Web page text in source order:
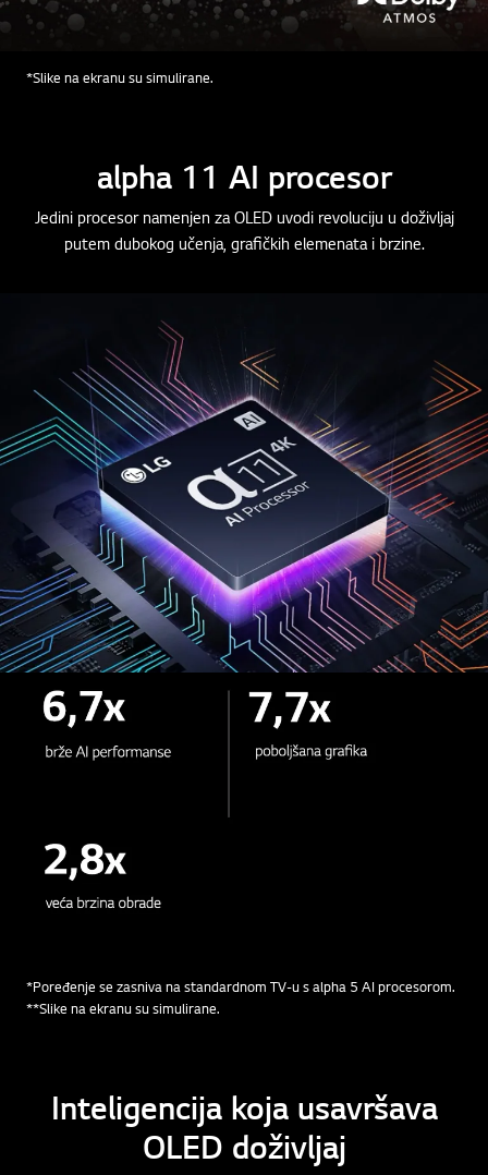
*Slike na ekranu su simulirane.
alpha 11 AI procesor
Jedini procesor namenjen za OLED uvodi revoluciju u doživljaj
putem dubokog učenja, grafičkih elemenata i brzine.
*Poređenje se zasniva na standardnom TV-u s alpha 5 AI procesorom.
**Slike na ekranu su simulirane.
Inteligencija koja usavršava
OLED doživljaj